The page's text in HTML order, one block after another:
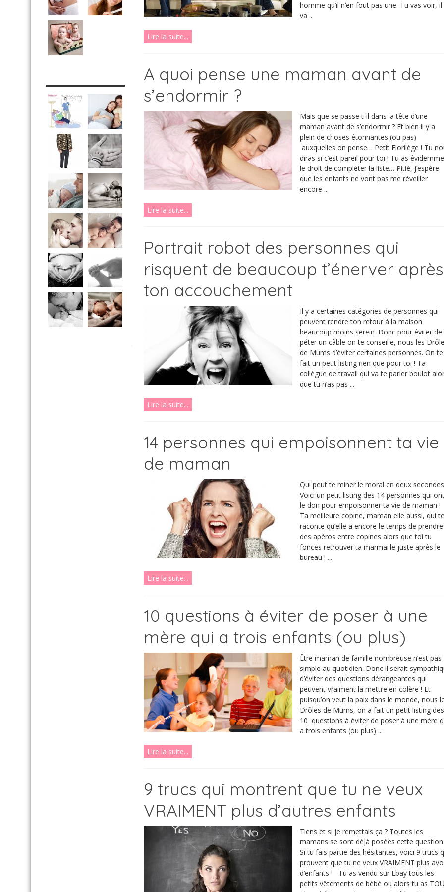
homme qu’il n’en fout pas une. Tu vas voir, il
va ...
Lire la suite...
A quoi pense une maman avant de
s’endormir ?
Mais que se passe t-il dans la tête d’une
maman avant de s’endormir ? Et bien il y a
plein de choses étonnantes (ou pas)
auxquelles on pense… Petit Florilège ! Tu
diras si c’est pareil pour toi ! Tu as
le droit de compléter la liste… Pitié, j’espère
que les enfants ne vont pas me réveiller
encore ...
Lire la suite...
Portrait robot des personnes qui
risquent de beaucoup t’énerver après
ton accouchement
Il y a certaines catégories de personnes qui
peuvent rendre ton retour à la maison
beaucoup moins serein. Donc pour éviter de
péter un câble on te conseille, nous les
de Mums d’éviter certaines personnes. On te
fait un petit listing rien que pour toi ! Ta
collègue de travail qui va te parler boulot
que tu n’as pas ...
Lire la suite...
14 personnes qui empoisonnent ta vie
de maman
Qui peut te miner le moral en deux
Voici un petit listing des 14 personnes qui ont
le don pour empoisonner ta vie de maman !
Ta meilleure copine, maman elle aussi, qui te
raconte qu’elle a encore le temps de prendre
des apéros entre copines alors que toi tu
fonces retrouver ta marmaille juste après le
bureau ! ...
Lire la suite...
10 questions à éviter de poser à une
mère qui a trois enfants (ou plus)
Être maman de famille nombreuse n’est pas
simple au quotidien. Donc il serait
d’éviter des questions dérangeantes qui
peuvent vraiment la mettre en colère ! Et
puisqu’on veut la paix dans le monde, nous
Drôles de Mums, on a fait un petit listing des
10 questions à éviter de poser à une mère
a trois enfants (ou plus) ...
Lire la suite...
9 trucs qui montrent que tu ne veux
VRAIMENT plus d’autres enfants
Tiens et si je remettais ça ? Toutes les
mamans se sont déjà posées cette question.
Si tu fais partie des hésitantes, voici 9 trucs
prouvent que tu ne veux VRAIMENT plus
d’enfants ! Tu as vendu sur Ebay tous les
petits vêtements de bébé ou alors tu as